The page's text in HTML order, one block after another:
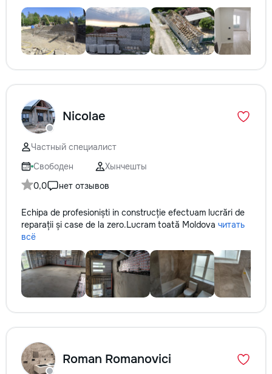
Nicolae
Частный специалист
Свободен
Хынчешты
0,0
нет отзывов
Echipa de profesioniști in construcție efectuam lucrări de
reparații și case de la zero.Lucram toată Moldova читать
всё
Roman Romanovici